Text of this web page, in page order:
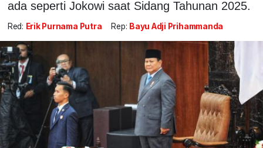
ada seperti Jokowi saat Sidang Tahunan 2025.
Red: Erik Purnama Putra Rep: Bayu Adji Prihammanda